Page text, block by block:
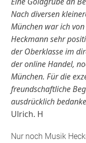
Nach diversen
München war ich
Heckmann sehr
der Oberklasse im
der online Handel,
München. Für die
freundschaftliche
ausdrücklich
Ulrich. H
Nur noch Musik